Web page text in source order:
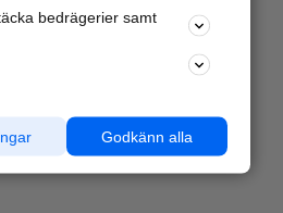
bedrägerier samt
Godkänn alla